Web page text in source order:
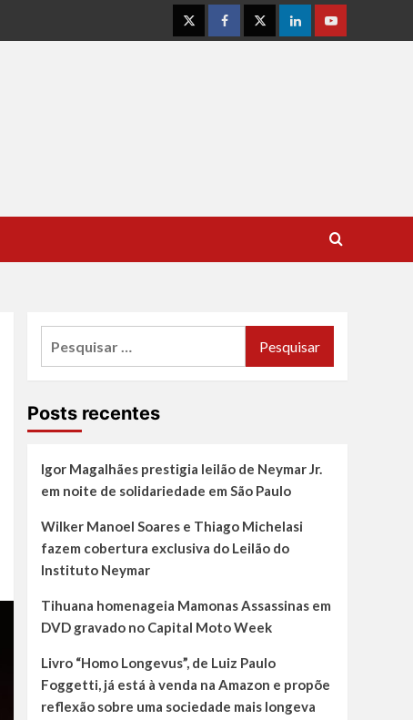
InstagramFacebookTwitterLinkedinYoutube
Posts recentes
Igor Magalhães prestigia leilão de Neymar Jr.
em noite de solidariedade em São Paulo
Wilker Manoel Soares e Thiago Michelasi
fazem cobertura exclusiva do Leilão do
Instituto Neymar
Tihuana homenageia Mamonas Assassinas em
DVD gravado no Capital Moto Week
Livro “Homo Longevus”, de Luiz Paulo
Foggetti, já está à venda na Amazon e propõe
reflexão sobre uma sociedade mais longeva